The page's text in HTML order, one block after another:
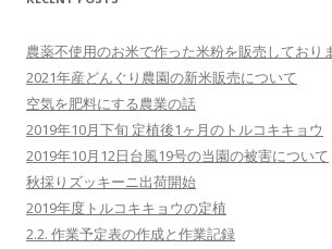
農薬不使用のお米で作った米粉を販売しており
2021年産どんぐり農園の新米販売について
空気を肥料にする農業の話
2019年10月下旬 定植後1ヶ月のトルコキキョウ
2019年10月12日台風19号の当園の被害について
秋採りズッキーニ出荷開始
2019年度トルコキキョウの定植
2.2. 作業予定表の作成と作業記録